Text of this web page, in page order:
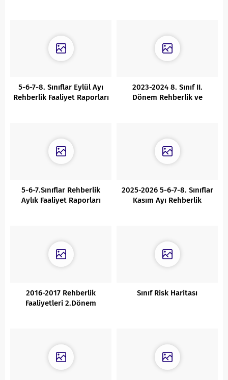
5-6-7-8. Sınıflar Eylül Ayı
Rehberlik Faaliyet Raporları
2023-2024 8. Sınıf II.
Dönem Rehberlik ve
5-6-7.Sınıflar Rehberlik
Aylık Faaliyet Raporları
2025-2026 5-6-7-8. Sınıflar
Kasım Ayı Rehberlik
2016-2017 Rehberlik
Faaliyetleri 2.Dönem
Sınıf Risk Haritası